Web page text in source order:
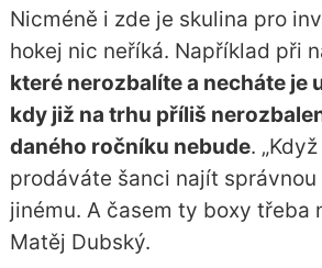
Nicméně i zde je skulina pro
hokej nic neříká. Například při
které nerozbalíte a necháte je
kdy již na trhu příliš
daného ročníku nebude.
prodáváte šanci najít správnou
jinému. A časem ty boxy třeba
Matěj Dubský.